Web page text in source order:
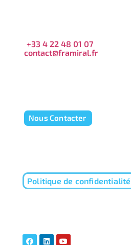
+33 4 22 48 01 07
contact@framiral.fr
Nous Contacter
Politique de confidentialité